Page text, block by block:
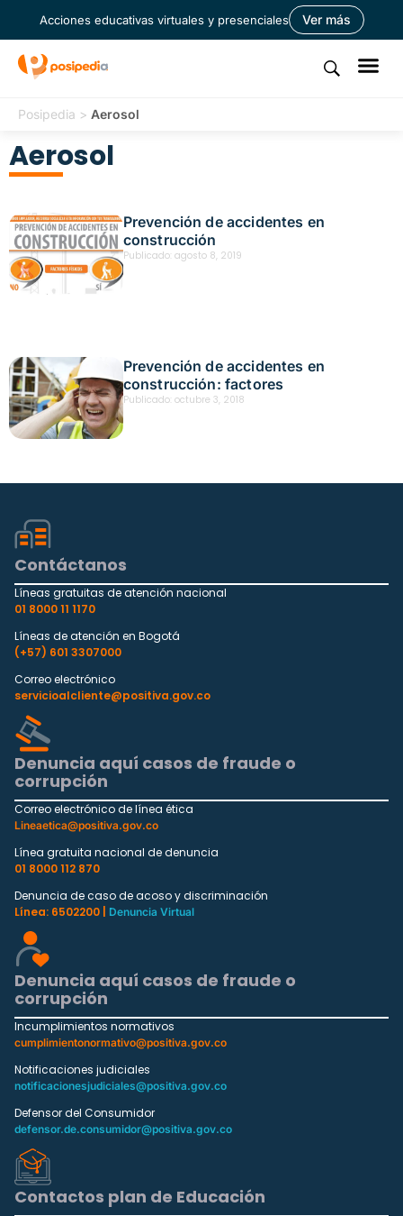
Acciones educativas virtuales y presenciales Ver más
Posipedia > Aerosol
Aerosol
Prevención de accidentes en
construcción
Publicado: agosto 8, 2019
Prevención de accidentes en
construcción: factores
Publicado: octubre 3, 2018
Contáctanos
Líneas gratuitas de atención nacional
01 8000 11 1170
Líneas de atención en Bogotá
(+57) 601 3307000
Correo electrónico
servicioalcliente@positiva.gov.co
Denuncia aquí casos de fraude o
corrupción
Correo electrónico de línea ética
Lineaetica@positiva.gov.co
Línea gratuita nacional de denuncia
01 8000 112 870
Denuncia de caso de acoso y discriminación
Línea: 6502200 |
Denuncia Virtual
Denuncia aquí casos de fraude o
corrupción
Incumplimientos normativos
cumplimientonormativo@positiva.gov.co
Notificaciones judiciales
notificacionesjudiciales@positiva.gov.co
Defensor del Consumidor
defensor.de.consumidor@positiva.gov.co
Contactos plan de Educación